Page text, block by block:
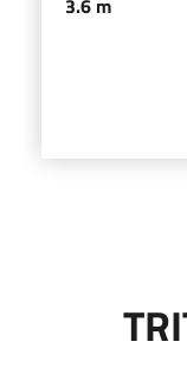
3.6 m
Más